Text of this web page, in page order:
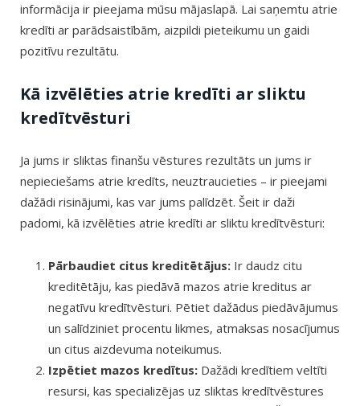
informācija ir pieejama mūsu mājaslapā. Lai saņemtu atrie
kredīti ar parādsaistībām, aizpildi pieteikumu un gaidi
pozitīvu rezultātu.
Kā izvēlēties atrie kredīti ar sliktu
kredītvēsturi
Ja jums ir sliktas finanšu vēstures rezultāts un jums ir
nepieciešams atrie kredīts, neuztraucieties – ir pieejami
dažādi risinājumi, kas var jums palīdzēt. Šeit ir daži
padomi, kā izvēlēties atrie kredīti ar sliktu kredītvēsturi:
Pārbaudiet citus kreditētājus: Ir daudz citu
kreditētāju, kas piedāvā mazos atrie kreditus ar
negatīvu kredītvēsturi. Pētiet dažādus piedāvājumus
un salīdziniet procentu likmes, atmaksas nosacījumus
un citus aizdevuma noteikumus.
Izpētiet mazos kredītus: Dažādi kredītiem veltīti
resursi, kas specializējas uz sliktas kredītvēstures